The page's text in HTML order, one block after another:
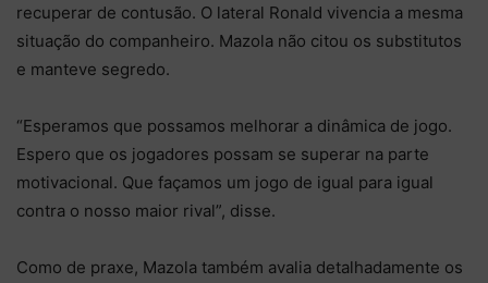
recuperar de contusão. O lateral Ronald vivencia a mesma
situação do companheiro. Mazola não citou os substitutos
e manteve segredo.
“Esperamos que possamos melhorar a dinâmica de jogo.
Espero que os jogadores possam se superar na parte
motivacional. Que façamos um jogo de igual para igual
contra o nosso maior rival”, disse.
Como de praxe, Mazola também avalia detalhadamente os